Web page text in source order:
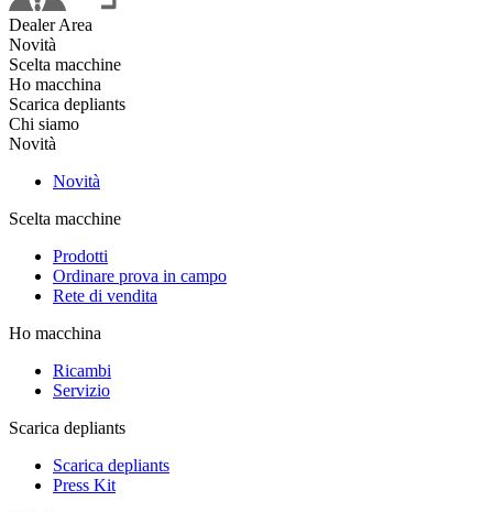
Dealer Area
Novità
Scelta macchine
Ho macchina
Scarica depliants
Chi siamo
Novità
Novità
Scelta macchine
Prodotti
Ordinare prova in campo
Rete di vendita
Ho macchina
Ricambi
Servizio
Scarica depliants
Scarica depliants
Press Kit